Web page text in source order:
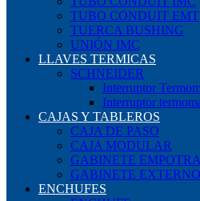
TUBO CONDUIT EMT
TUERCA BUSHING
UNIÓN IMC
LLAVES TERMICAS
SCHNEIDER
Interruptor
Interruptor
CAJAS Y TABLEROS
CAJA DE PASO
CAJA MODULAR
GABINETE
GABINETE EXTERNO
ENCHUFES